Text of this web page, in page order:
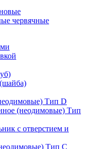
червячные
Тип D
(неодимовые) Тип
с отверстием и
Тип С